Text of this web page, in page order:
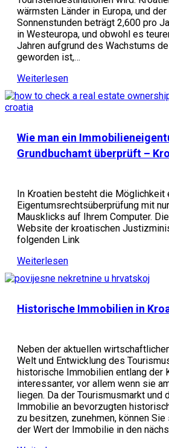
wärmsten Länder in Europa, und
Sonnenstunden beträgt 2,600 pro
in Westeuropa, und obwohl es
Jahren aufgrund des Wachstums
geworden ist,…
Weiterlesen
Wie man ein
Grundbuchamt überprüft –
In Kroatien besteht die Möglichkeit
Eigentumsrechtsüberprüfung mit
Mausklicks auf Ihrem Computer.
Website der kroatischen
folgenden Link
Weiterlesen
Historische Immobilien in
Neben der aktuellen
Welt und Entwicklung des
historische Immobilien entlang der
interessanter, vor allem wenn sie
liegen. Da der Tourismusmarkt und
Immobilie an bevorzugten
zu besitzen, zunehmen, können
der Wert der Immobilie in den